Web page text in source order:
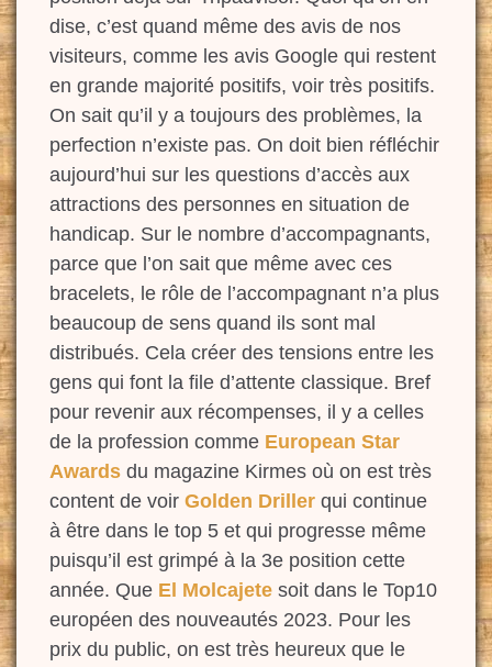
dise, c’est quand même des avis de nos
visiteurs, comme les avis Google qui restent
en grande majorité positifs, voir très positifs.
On sait qu’il y a toujours des problèmes, la
perfection n’existe pas. On doit bien réfléchir
aujourd’hui sur les questions d’accès aux
attractions des personnes en situation de
handicap. Sur le nombre d’accompagnants,
parce que l’on sait que même avec ces
bracelets, le rôle de l’accompagnant n’a plus
beaucoup de sens quand ils sont mal
distribués. Cela créer des tensions entre les
gens qui font la file d’attente classique. Bref
pour revenir aux récompenses, il y a celles
de la profession comme European Star
Awards du magazine Kirmes où on est très
content de voir Golden Driller qui continue
à être dans le top 5 et qui progresse même
puisqu’il est grimpé à la 3e position cette
année. Que El Molcajete soit dans le Top10
européen des nouveautés 2023. Pour les
prix du public, on est très heureux que le